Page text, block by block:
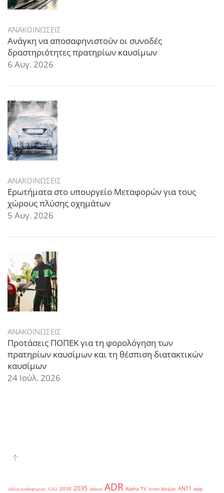
ΑΝΑΚΟΙΝΩΣΕΙΣ
Ανάγκη να αποσαφηνιστούν οι συνοδές
δραστηριότητες πρατηρίων καυσίμων
6 Αυγ. 2026
ΑΝΑΚΟΙΝΩΣΕΙΣ
Ερωτήματα στο υπουργείο Μεταφορών για τους
χώρους πλύσης οχημάτων
5 Αυγ. 2026
ΑΝΑΚΟΙΝΩΣΕΙΣ
Προτάσεις ΠΟΠΕΚ για τη φορολόγηση των
πρατηρίων καυσίμων και τη θέσπιση διατακτικών
καυσίμων
24 Ιούλ. 2026
'άδεια κυκλοφορίας 1202 2030 2035 adblue ADR Alpha TV Andre Bledjian ANT1 app